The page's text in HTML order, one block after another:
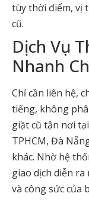
tùy thời điểm, vị
cũ.
Dịch Vụ
Nhanh
Chỉ cần liên hệ,
tiếng, không
giặt cũ tận nơi
TPHCM, Đà
khác. Nhờ hệ
giao dịch diễn
và công sức của